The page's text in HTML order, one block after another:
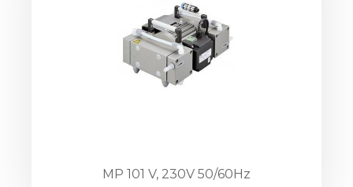
MP 101 V, 230V 50/60Hz